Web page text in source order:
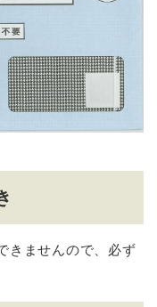
きませんので、必ず